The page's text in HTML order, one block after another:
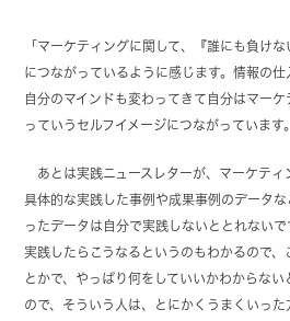
「マーケティングに関して、『誰にも負け
につながっているように感じます。情報の仕
自分のマインドも変わってきて自分はマー
っていうセルフイメージにつながっています。
あとは実践ニュースレターが、マーケティ
具体的な実践した事例や成果事例のデータ
ったデータは自分で実践しないととれない
実践したらこうなるというのもわかるので
とかで、やっぱり何をしていいかわからな
ので、そういう人は、とにかくうまくいっ